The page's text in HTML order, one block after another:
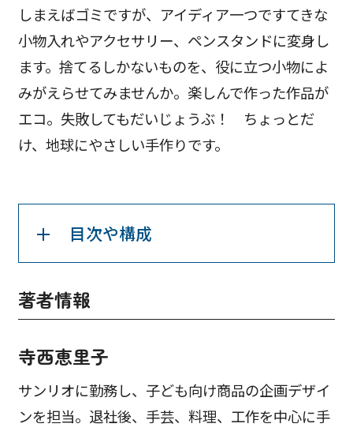
しまえばゴミですが、アイディア一つですてきな
小物入れやアクセサリー、ペンスタンドに変身し
ます。捨てるしかないものを、役に立つ小物によ
みがえらせてみませんか。楽しんで作った作品が
エコ。失敗してもだいじょうぶ！ ちょっとだ
け、地球にやさしい手作りです。
目次や構成
著者情報
寺西恵里子
サンリオに勤務し、子ども向け商品の企画デザイ
ンを担当。退社後、手芸、料理、工作を中心に手